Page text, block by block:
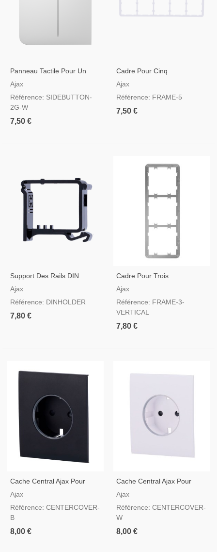
Panneau Tactile Pour Un
Double Interrupteur
Ajax
Référence: SIDEBUTTON-
2G-W
7,50 €
Cadre Pour Cinq
Interrupteurs
Ajax
Référence: FRAME-5
7,50 €
Support Des Rails DIN
Ajax
Référence: DINHOLDER
7,80 €
Cadre Pour Trois
Interrupteurs Verticale
Ajax
Référence: FRAME-3-
VERTICAL
7,80 €
Cache Central Ajax Pour
Prise Basique Type F
Ajax
Référence: CENTERCOVER-
B
8,00 €
Cache Central Ajax Pour
Prise Basique Type F
Ajax
Référence: CENTERCOVER-
W
8,00 €